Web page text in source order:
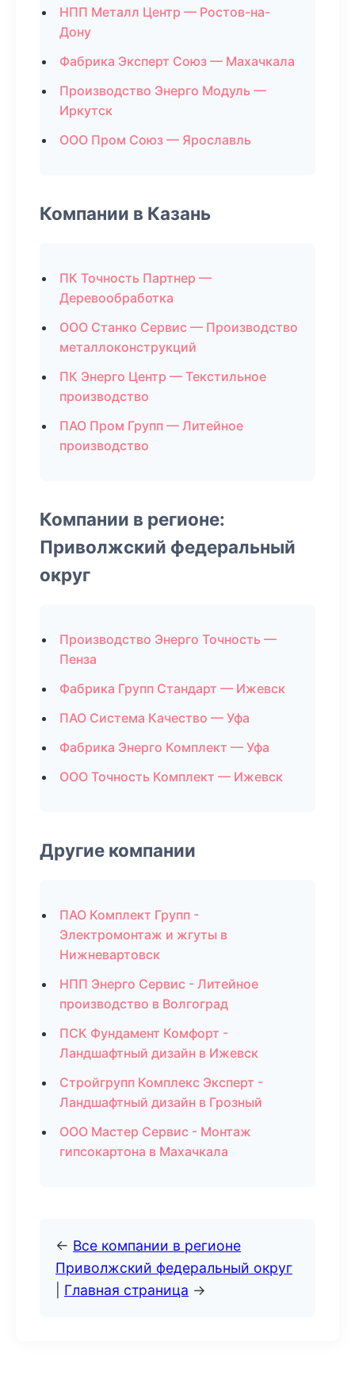
НПП Металл Центр — Ростов-на-
Дону
Фабрика Эксперт Союз — Махачкала
Производство Энерго Модуль —
Иркутск
ООО Пром Союз — Ярославль
Компании в Казань
ПК Точность Партнер —
Деревообработка
ООО Станко Сервис — Производство
металлоконструкций
ПК Энерго Центр — Текстильное
производство
ПАО Пром Групп — Литейное
производство
Компании в регионе:
Приволжский федеральный
округ
Производство Энерго Точность —
Пенза
Фабрика Групп Стандарт — Ижевск
ПАО Система Качество — Уфа
Фабрика Энерго Комплект — Уфа
ООО Точность Комплект — Ижевск
Другие компании
ПАО Комплект Групп -
Электромонтаж и жгуты в
Нижневартовск
НПП Энерго Сервис - Литейное
производство в Волгоград
ПСК Фундамент Комфорт -
Ландшафтный дизайн в Ижевск
Стройгрупп Комплекс Эксперт -
Ландшафтный дизайн в Грозный
ООО Мастер Сервис - Монтаж
гипсокартона в Махачкала
← Все компании в регионе
Приволжский федеральный округ
Главная страница →